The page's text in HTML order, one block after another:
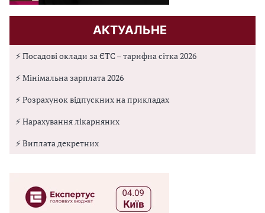
АКТУАЛЬНЕ
⚡ Посадові оклади за ЄТС – тарифна сітка 2026
⚡ Мінімальна зарплата 2026
⚡ Розрахунок відпускних на прикладах
⚡ Нарахування лікарняних
⚡ Виплата декретних